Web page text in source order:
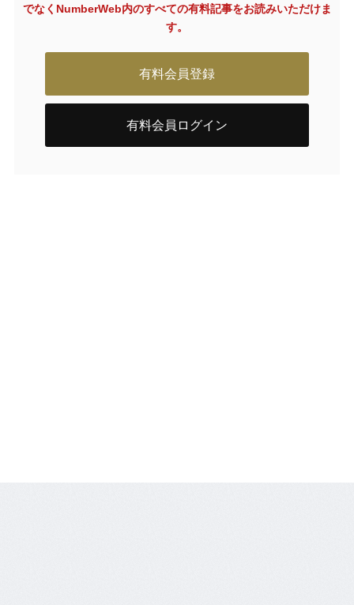
でなく NumberWeb内のすべての有料記事をお読みいただけま
す。
有料会員登録
有料会員ログイン